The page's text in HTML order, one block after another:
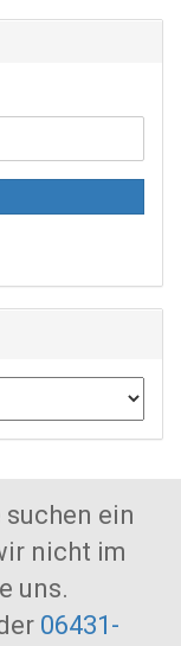
ein
nicht im
uns.
06431-